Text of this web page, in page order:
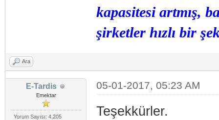
kapasitesi artmış,
şirketler hızlı bir
Ara
E-Tardis
Emektar
Yorum Sayısı: 4,205
05-01-2017, 05:23 AM
Teşekkürler.